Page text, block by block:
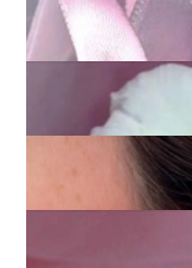
Edle Ohrhänger mit
1.920,00 €
Edles Multicolor
3.530,00 €
Edle Süßwasser
Edles